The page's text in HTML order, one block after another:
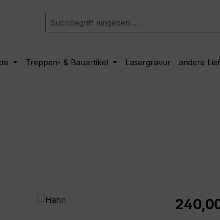
Treppen- & Bauartikel Lasergravur andere
Regulärer